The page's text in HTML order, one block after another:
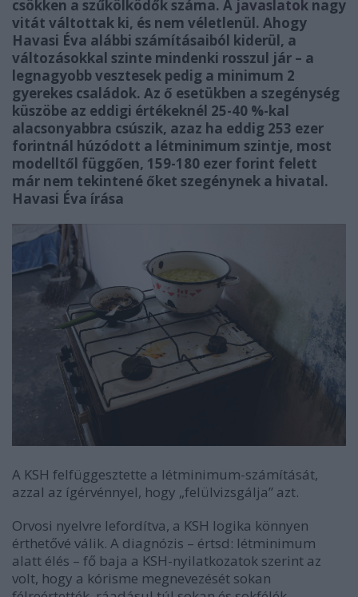
csökken a szűkölködők száma. A javaslatok nagy
vitát váltottak ki, és nem véletlenül. Ahogy
Havasi Éva alábbi számításaiból kiderül, a
változásokkal szinte mindenki rosszul jár – a
legnagyobb vesztesek pedig a minimum 2
gyerekes családok. Az ő esetükben a szegénység
küszöbe az eddigi értékeknél 25-40 %-kal
alacsonyabbra csúszik, azaz ha eddig 253 ezer
forintnál húzódott a létminimum szintje, most
modelltől függően, 159-180 ezer forint felett
már nem tekintené őket szegénynek a hivatal.
Havasi Éva írása
A KSH felfüggesztette a létminimum-számítását,
azzal az ígérvénnyel, hogy „felülvizsgálja” azt.
Orvosi nyelvre lefordítva, a KSH logika könnyen
érthetővé válik. A diagnózis – értsd: létminimum
alatt élés – fő baja a KSH-nyilatkozatok szerint az
volt, hogy a kórisme megnevezését sokan